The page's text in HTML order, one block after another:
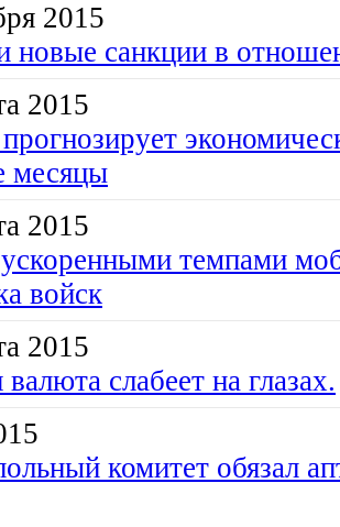
2015
санкции в
2015
месяцы
2015
темпами
войск
2015
слабеет на глазах.
комитет обязал